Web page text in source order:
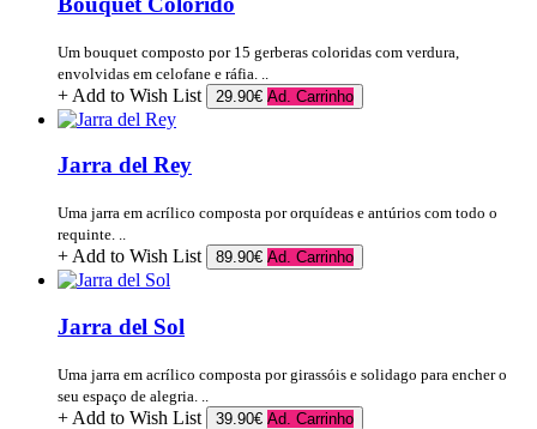
Um bouquet composto por 15 gerberas coloridas com verdura,
envolvidas em celofane e ráfia. ..
+ Add to Wish List 29.90€ Ad. Carrinho
Jarra del Rey
Uma jarra em acrílico composta por orquídeas e antúrios com todo o
requinte. ..
+ Add to Wish List 89.90€ Ad. Carrinho
Jarra del Sol
Uma jarra em acrílico composta por girassóis e solidago para encher o
seu espaço de alegria. ..
+ Add to Wish List 39.90€ Ad. Carrinho